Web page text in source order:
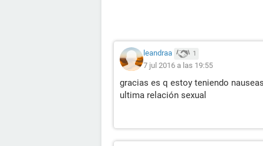
leandraa 1
7 jul 2016 a las 19:55
gracias es q estoy teniendo
ultima relación sexual